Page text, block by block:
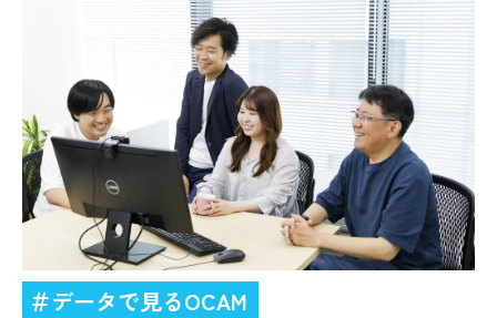
＃データで見るOCAM